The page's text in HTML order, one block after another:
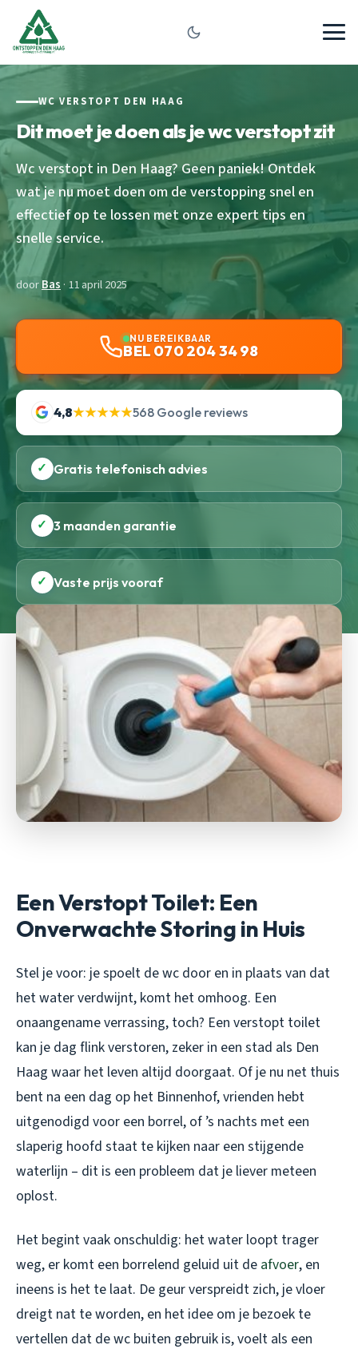
WC VERSTOPT DEN HAAG
Dit moet je doen als je wc verstopt zit
Wc verstopt in Den Haag? Geen paniek! Ontdek
wat je nu moet doen om de verstopping snel en
effectief op te lossen met onze expert tips en
snelle service.
doorBas · 11 april 2025
NU BEREIKBAAR
BEL 070 204 34 98
4,8★★★★★568 Google reviews
✓ Gratis telefonisch advies
✓ 3 maanden garantie
✓ Vaste prijs vooraf
Een Verstopt Toilet: Een
Onverwachte Storing in Huis
Stel je voor: je spoelt de wc door en in plaats van dat
het water verdwijnt, komt het omhoog. Een
onaangename verrassing, toch? Een verstopt toilet
kan je dag flink verstoren, zeker in een stad als Den
Haag waar het leven altijd doorgaat. Of je nu net thuis
bent na een dag op het Binnenhof, vrienden hebt
uitgenodigd voor een borrel, of ’s nachts met een
slaperig hoofd staat te kijken naar een stijgende
waterlijn – dit is een probleem dat je liever meteen
oplost.
Het begint vaak onschuldig: het water loopt trager
weg, er komt een borrelend geluid uit de afvoer, en
ineens is het te laat. De geur verspreidt zich, je vloer
dreigt nat te worden, en het idee om je bezoek te
vertellen dat de wc buiten gebruik is, voelt als een